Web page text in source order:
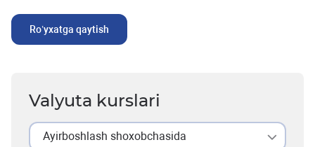
Ro’yxatga qaytish
Valyuta kurslari
Ayirboshlash shoxobchasida